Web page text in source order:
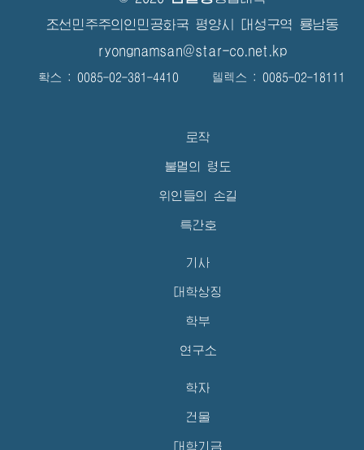
조선민주주의인민공화국 평양시 대성구역 룡남동
ryongnamsan@star-co.net.kp
확스 : 0085-02-381-4410 텔렉스 : 0085-02-18111
로작
불멸의 령도
위인들의 손길
특간호
기사
대학상징
학부
연구소
학자
건물
대학기금